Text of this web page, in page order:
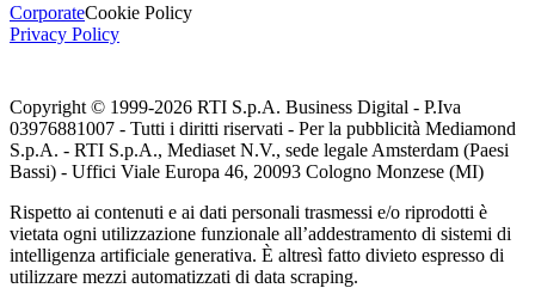
CorporateCookie Policy
Privacy Policy
Copyright © 1999-2026 RTI S.p.A. Business Digital - P.Iva
03976881007 - Tutti i diritti riservati - Per la pubblicità Mediamond
S.p.A. - RTI S.p.A., Mediaset N.V., sede legale Amsterdam (Paesi
Bassi) - Uffici Viale Europa 46, 20093 Cologno Monzese (MI)
Rispetto ai contenuti e ai dati personali trasmessi e/o riprodotti è
vietata ogni utilizzazione funzionale all’addestramento di sistemi di
intelligenza artificiale generativa. È altresì fatto divieto espresso di
utilizzare mezzi automatizzati di data scraping.